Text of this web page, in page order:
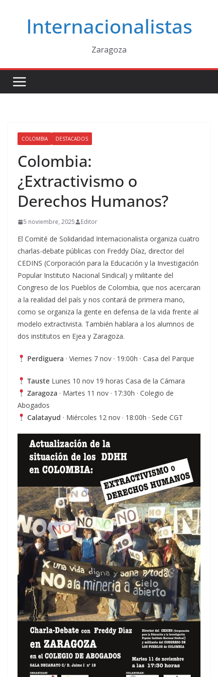
contenidoInternacionalistas
Zaragoza
COLOMBIA DESTACADOS
Colombia:
¿Extractivismo o
Derechos Humanos?
5 noviembre, 2025 Editor
El Comité de Solidaridad Internacionalista organiza cuatro
charlas-debate públicas con Freddy Díaz, director del
CEDINS (Corporación para la Educación y la Investigación
Popular Instituto Nacional Sindical) y militante del
Congreso de los Pueblos de Colombia, que nos acercaran
a la realidad del país y nos contará de primera mano,
como se organiza la gente en defensa de la vida frente al
modelo extractivista. También hablara a los alumnos de
dos institutos en Ejea y Zaragoza.
Perdiguera · Viernes 7 nov · 19:00h · Casa del Parque
Tauste Lunes 10 nov 19 horas Casa de la Cámara
Zaragoza · Martes 11 nov · 17:30h · Colegio de
Abogados
Calatayud · Miércoles 12 nov · 18:00h · Sede CGT